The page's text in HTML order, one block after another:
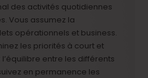
des activités quotidiennes
Vous assumez la
opérationnels et business.
les priorités à court et
entre les différents
en permanence les